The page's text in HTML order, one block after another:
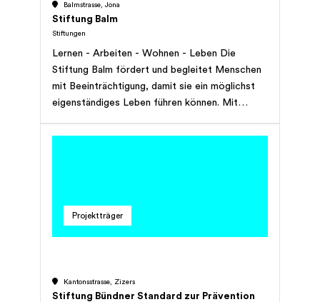
Balmstrasse, Jona
Stiftung Balm
Stiftungen
Lernen - Arbeiten - Wohnen - Leben Die
Stiftung Balm fördert und begleitet Menschen
mit Beeinträchtigung, damit sie ein möglichst
eigenständiges Leben führen können. Mit
die Stiftung Balm individuell auf die Bedürfnisse
Projektträger
Kantonsstrasse, Zizers
Stiftung Bündner Standard zur Prävention